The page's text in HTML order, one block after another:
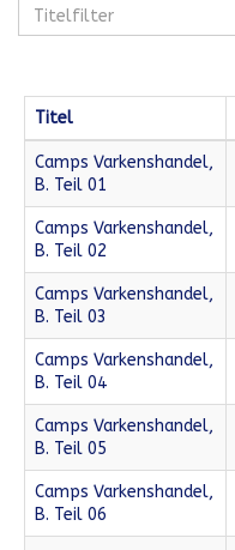
Titel
Camps Varkenshandel,
B. Teil 01
Camps Varkenshandel,
B. Teil 02
Camps Varkenshandel,
B. Teil 03
Camps Varkenshandel,
B. Teil 04
Camps Varkenshandel,
B. Teil 05
Camps Varkenshandel,
B. Teil 06